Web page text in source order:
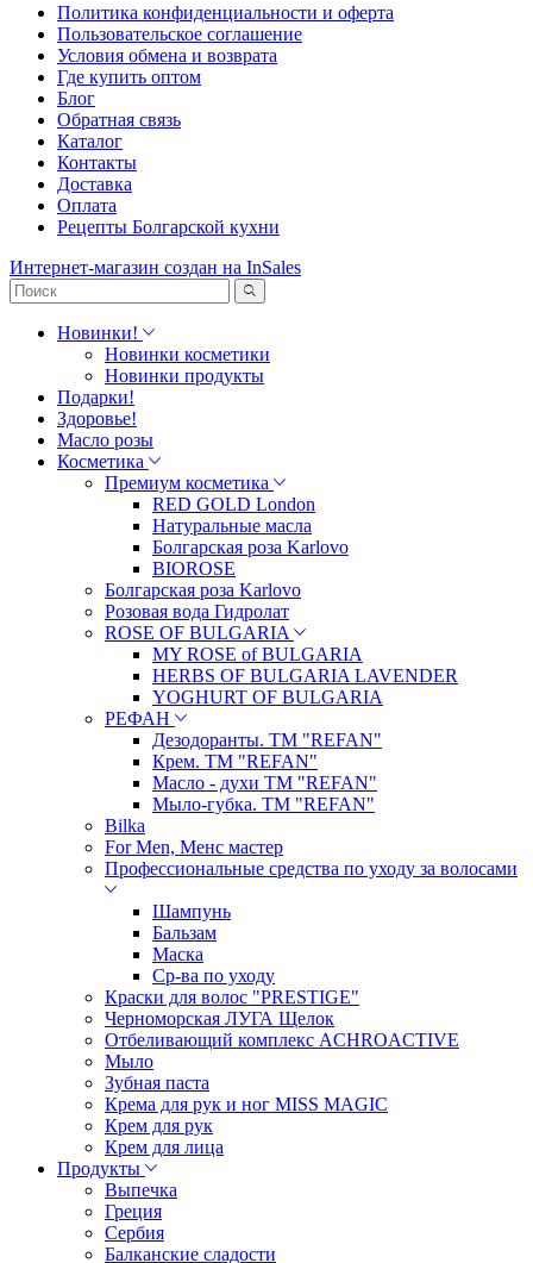
Политика конфиденциальности и оферта
Пользовательское соглашение
Условия обмена и возврата
Где купить оптом
Блог
Обратная связь
Каталог
Контакты
Доставка
Оплата
Рецепты Болгарской кухни
Интернет-магазин создан на InSales
Новинки!
Новинки косметики
Новинки продукты
Подарки!
Здоровье!
Масло розы
Косметика
Премиум косметика
RED GOLD London
Натуральные масла
Болгарская роза Karlovo
BIOROSE
Болгарская роза Karlovo
Розовая вода Гидролат
ROSE OF BULGARIA
MY ROSE of BULGARIA
HERBS OF BULGARIA LAVENDER
YOGHURT OF BULGARIA
РЕФАН
Дезодоранты. ТМ "REFAN"
Крем. ТМ "REFAN"
Масло - духи ТМ "REFAN"
Мыло-губка. ТМ "REFAN"
Bilka
For Men, Менс мастер
Профессиональные средства по уходу за волосами
Шампунь
Бальзам
Маска
Ср-ва по уходу
Краски для волос "PRESTIGE"
Черноморская ЛУГА Щелок
Отбеливающий комплекс ACHROACTIVE
Мыло
Зубная паста
Крема для рук и ног MISS MAGIC
Крем для рук
Крем для лица
Продукты
Выпечка
Греция
Сербия
Балканские сладости